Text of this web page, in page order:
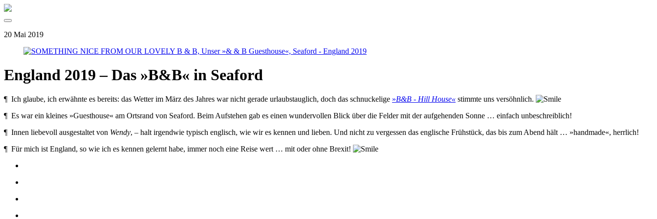
20 Mai 2019
England 2019 – Das »B&B« in Seaford
¶ Ich glaube, ich erwähnte es bereits: das Wetter im März des Jahres war nicht gerade urlaubstauglich, doch das schnuckelige »B&B - Hill House« stimmte uns versöhnlich.
¶ Es war ein kleines »Guesthouse« am Ortsrand von Seaford. Beim Aufstehen gab es einen wundervollen Blick über die Felder mit der aufgehenden Sonne … einfach unbeschreiblich!
¶ Innen liebevoll ausgestaltet von Wendy, – halt irgendwie typisch englisch, wie wir es kennen und lieben. Und nicht zu vergessen das englische Frühstück, das bis zum Abend hält … »handmade«, herrlich!
¶ Für mich ist England, so wie ich es kennen gelernt habe, immer noch eine Reise wert … mit oder ohne Brexit!